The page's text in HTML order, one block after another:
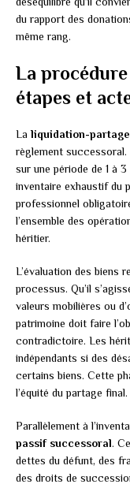
du rapport des
même rang.
La
étapes et
La liquidation-partage
règlement successoral.
sur une période de 1 à 3
inventaire exhaustif du
professionnel
l’ensemble des
héritier.
L’évaluation des biens
processus. Qu’il
valeurs mobilières ou
patrimoine doit faire
contradictoire. Les
indépendants si des
certains biens. Cette
l’équité du partage final.
Parallèlement à
passif successoral.
dettes du défunt, des
des droits de